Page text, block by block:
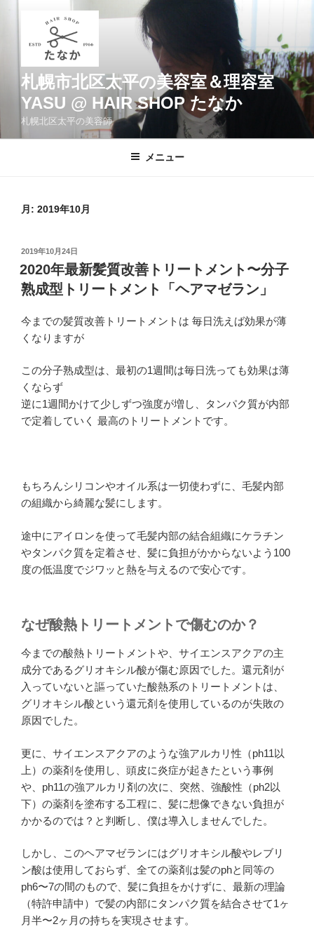
ッ
札幌市北区太平の美容室＆理容室
YASU @ HAIR SHOP たなか
札幌北区太平の美容師
メニュー
月: 2019年10月
投
稿
日:
2019年10月24日
2020年最新髪質改善トリートメント〜分子
熟成型トリートメント「ヘアマゼラン」
今までの髪質改善トリートメントは 毎日洗えば効果が薄
くなりますが
この分子熟成型は、最初の1週間は毎日洗っても効果は薄
くならず
逆に1週間かけて少しずつ強度が増し、タンパク質が内部
で定着していく 最高のトリートメントです。
もちろんシリコンやオイル系は一切使わずに、毛髪内部
の組織から綺麗な髪にします。
途中にアイロンを使って毛髪内部の結合組織にケラチン
やタンパク質を定着させ、髪に負担がかからないよう100
度の低温度でジワッと熱を与えるので安心です。
なぜ酸熱トリートメントで傷むのか？
今までの酸熱トリートメントや、サイエンスアクアの主
成分であるグリオキシル酸が傷む原因でした。還元剤が
入っていないと謳っていた酸熱系のトリートメントは、
グリオキシル酸という還元剤を使用しているのが失敗の
原因でした。
更に、サイエンスアクアのような強アルカリ性（ph11以
上）の薬剤を使用し、頭皮に炎症が起きたという事例
や、ph11の強アルカリ剤の次に、突然、強酸性（ph2以
下）の薬剤を塗布する工程に、髪に想像できない負担が
かかるのでは？と判断し、僕は導入しませんでした。
しかし、このヘアマゼランにはグリオキシル酸やレブリ
ン酸は使用しておらず、全ての薬剤は髪のphと同等の
ph6〜7の間のもので、髪に負担をかけずに、最新の理論
（特許申請中）で髪の内部にタンパク質を結合させて1ヶ
月半〜2ヶ月の持ちを実現させます。